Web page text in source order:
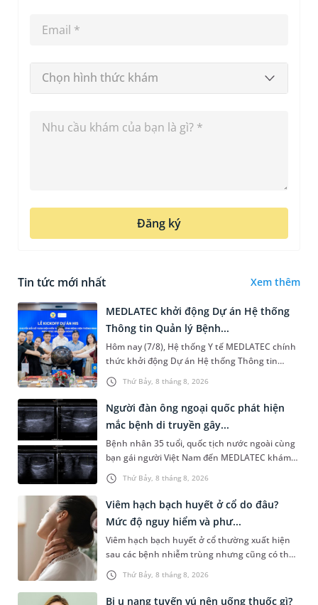
Chọn hình thức khám
Đăng ký
Tin tức mới nhất Xem thêm
Thứ Bảy, 8 tháng 8, 2026
MEDLATEC khởi động Dự án Hệ thống
Thông tin Quản lý Bệnh...
Hôm nay (7/8), Hệ thống Y tế MEDLATEC chính
thức khởi động Dự án Hệ thống Thông tin
Quản lý Bệnh viện (HIS - Hospital Information
System) giai đoạn mới. Dự á...
Thứ Bảy, 8 tháng 8, 2026
Người đàn ông ngoại quốc phát hiện
mắc bệnh di truyền gây...
Bệnh nhân 35 tuổi, quốc tịch nước ngoài cùng
bạn gái người Việt Nam đến MEDLATEC khám
sức khỏe tiền hôn nhân. Qua thăm khám và
làm các xét nghiệm chuyên sâu,...
Thứ Bảy, 8 tháng 8, 2026
Viêm hạch bạch huyết ở cổ do đâu?
Mức độ nguy hiểm và phư...
Viêm hạch bạch huyết ở cổ thường xuất hiện
sau các bệnh nhiễm trùng nhưng cũng có thể
liên quan đến lao hạch hoặc ung thư. Để tìm
hiểu nguyên nhân gây viêm,...
Bị u nang tuyến vú nên uống thuốc gì?